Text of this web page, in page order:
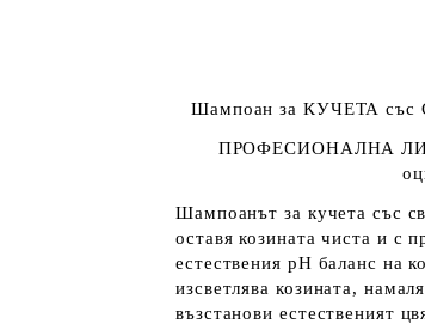
Шампоан за КУЧЕТА със
ПРОФЕСИОНАЛНА
Шампоанът за кучета със
оставя козината чиста и с
естествения pH баланс на
изсветлява козината,
възстанови естественият